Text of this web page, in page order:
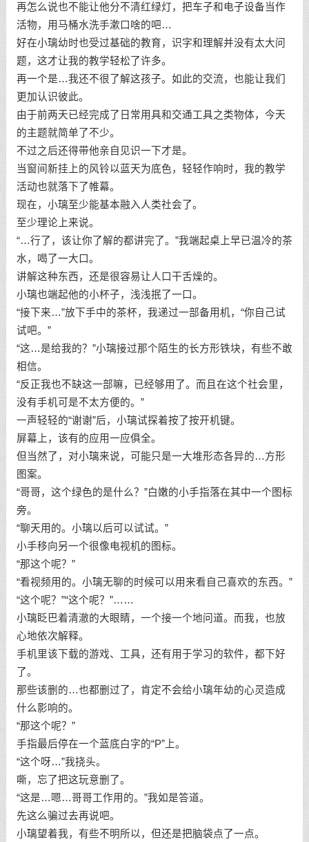
再怎么说也不能让他分不清红绿灯，把车子和电子设备当作
活物，用马桶水洗手漱口啥的吧…
好在小璃幼时也受过基础的教育，识字和理解并没有太大问
题，这才让我的教学轻松了许多。
再一个是…我还不很了解这孩子。如此的交流，也能让我们
更加认识彼此。
由于前两天已经完成了日常用具和交通工具之类物体，今天
的主题就简单了不少。
不过之后还得带他亲自见识一下才是。
当窗间新挂上的风铃以蓝天为底色，轻轻作响时，我的教学
活动也就落下了帷幕。
现在，小璃至少能基本融入人类社会了。
至少理论上来说。
“…行了，该让你了解的都讲完了。”我端起桌上早已温冷的茶
水，喝了一大口。
讲解这种东西，还是很容易让人口干舌燥的。
小璃也端起他的小杯子，浅浅抿了一口。
“接下来…”放下手中的茶杯，我递过一部备用机，“你自己试
试吧。”
“这…是给我的？”小璃接过那个陌生的长方形铁块，有些不敢
相信。
“反正我也不缺这一部嘛，已经够用了。而且在这个社会里，
没有手机可是不太方便的。”
一声轻轻的“谢谢”后，小璃试探着按了按开机键。
屏幕上，该有的应用一应俱全。
但当然了，对小璃来说，可能只是一大堆形态各异的…方形
图案。
“哥哥，这个绿色的是什么？”白嫩的小手指落在其中一个图标
旁。
“聊天用的。小璃以后可以试试。”
小手移向另一个很像电视机的图标。
“那这个呢？”
“看视频用的。小璃无聊的时候可以用来看自己喜欢的东西。”
“这个呢？”“这个呢？”……
小璃眨巴着清澈的大眼睛，一个接一个地问道。而我，也放
心地依次解释。
手机里该下载的游戏、工具，还有用于学习的软件，都下好
了。
那些该删的…也都删过了，肯定不会给小璃年幼的心灵造成
什么影响的。
“那这个呢？”
手指最后停在一个蓝底白字的“P”上。
“这个呀…”我挠头。
嘶，忘了把这玩意删了。
“这是…嗯…哥哥工作用的。”我如是答道。
先这么骗过去再说吧。
小璃望着我，有些不明所以，但还是把脑袋点了一点。